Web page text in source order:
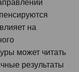
на
может читать
результаты